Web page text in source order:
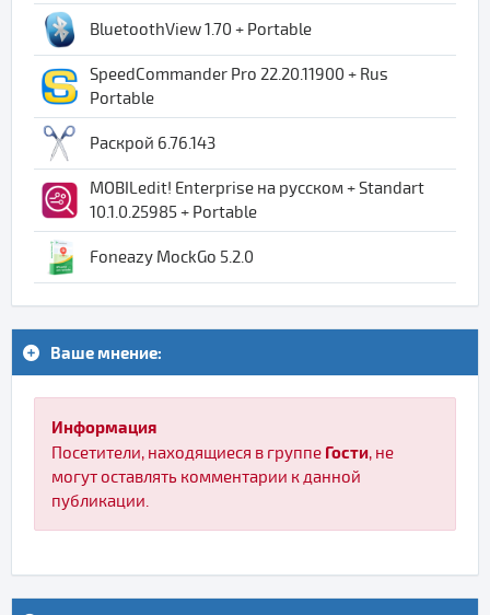
BluetoothView 1.70 + Portable
SpeedCommander Pro 22.20.11900 + Rus
Portable
Раскрой 6.76.143
MOBILedit! Enterprise на русском + Standart
10.1.0.25985 + Portable
Foneazy MockGo 5.2.0
Ваше мнение:
Информация
Посетители, находящиеся в группе Гости, не
могут оставлять комментарии к данной
публикации.